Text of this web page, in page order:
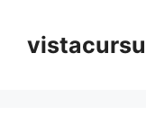
content